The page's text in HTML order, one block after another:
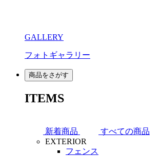
GALLERY
フォトギャラリー
商品をさがす
ITEMS
新着商品
すべての商品
EXTERIOR
フェンス